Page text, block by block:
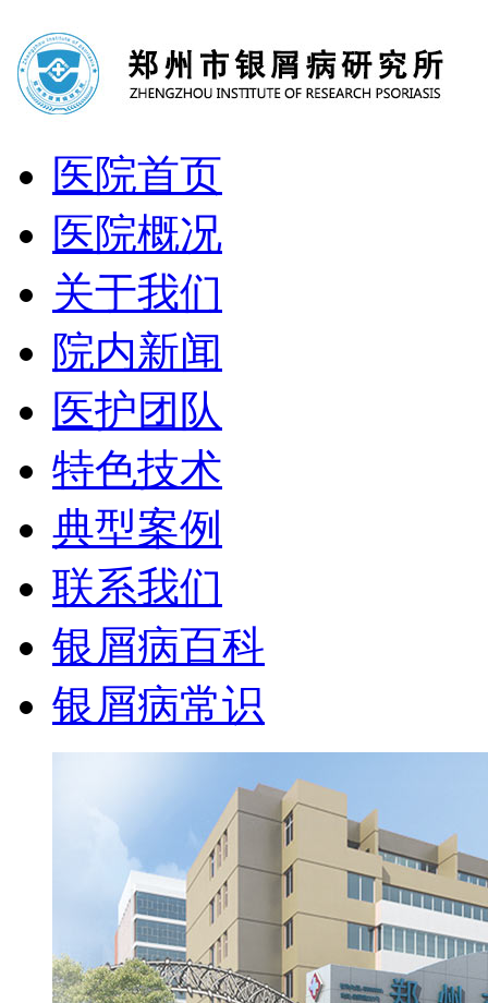
医院首页
医院概况
关于我们
院内新闻
医护团队
特色技术
典型案例
联系我们
银屑病百科
银屑病常识